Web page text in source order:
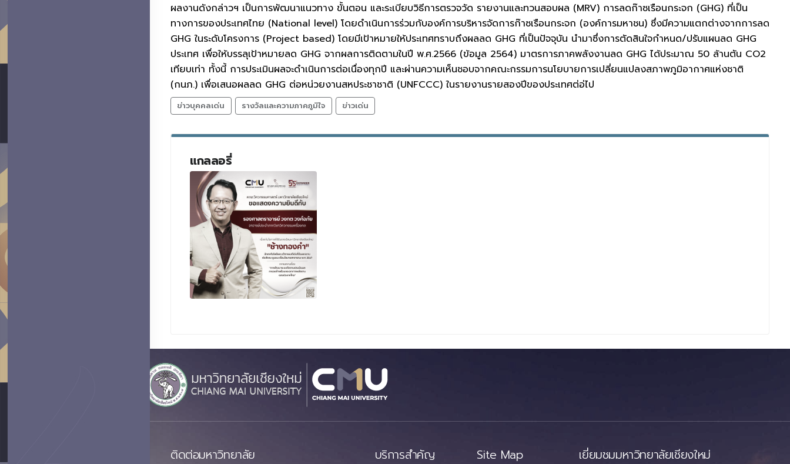
ผลงานดังกล่าวฯ เป็นการพัฒนาแนวทาง ขั้นตอน และระเบียบวิธีการตรวจวัด รายงานและทวนสอบผล (MRV) การลดก๊าซเรือนกระจก (GHG) ที่เป็น
ทางการของประเทศไทย (National level) โดยดำเนินการร่วมกับองค์การบริหารจัดการก๊าซเรือนกระจก (องค์การมหาชน) ซึ่งมีความแตกต่างจากการลด
GHG ในระดับโครงการ (Project based) โดยมีเป้าหมายให้ประเทศทราบถึงผลลด GHG ที่เป็นปัจจุบัน นำมาซึ่งการตัดสินใจกำหนด/ปรับแผนลด GHG
ประเทศ เพื่อให้บรรลุเป้าหมายลด GHG จากผลการติดตามในปี พ.ศ.2566 (ข้อมูล 2564) มาตรการภาคพลังงานลด GHG ได้ประมาณ 50 ล้านตัน CO2
เทียบเท่า ทั้งนี้ การประเมินผลจะดำเนินการต่อเนื่องทุกปี และผ่านความเห็นชอบจากคณะกรรมการนโยบายการเปลี่ยนแปลงสภาพภูมิอากาศแห่งชาติ
(กนภ.) เพื่อเสนอผลลด GHG ต่อหน่วยงานสหประชาชาติ (UNFCCC) ในรายงานรายสองปีของประเทศต่อ่ไป
ข่าวบุคคลเด่น รางวัลและความภาคภูมิใจ ข่าวเด่น
แกลลอรี่
ติดต่อมหาวิทยาลัย บริการสำคัญ Site Map เยี่ยมชมมหาวิทยาลัยเชียงใหม่